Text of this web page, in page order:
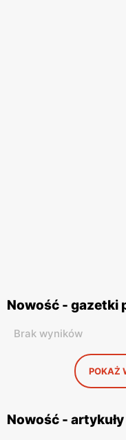
Nowość - gazetki
Brak wyników
POKAŻ
Nowość - artykuły